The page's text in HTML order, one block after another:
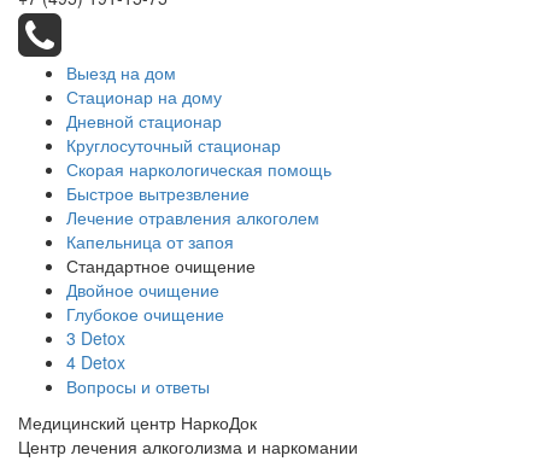
Выезд на дом
Стационар на дому
Дневной стационар
Круглосуточный стационар
Скорая наркологическая помощь
Быстрое вытрезвление
Лечение отравления алкоголем
Капельница от запоя
Стандартное очищение
Двойное очищение
Глубокое очищение
3 Detox
4 Detox
Вопросы и ответы
Медицинский центр НаркоДок
Центр лечения алкоголизма и наркомании